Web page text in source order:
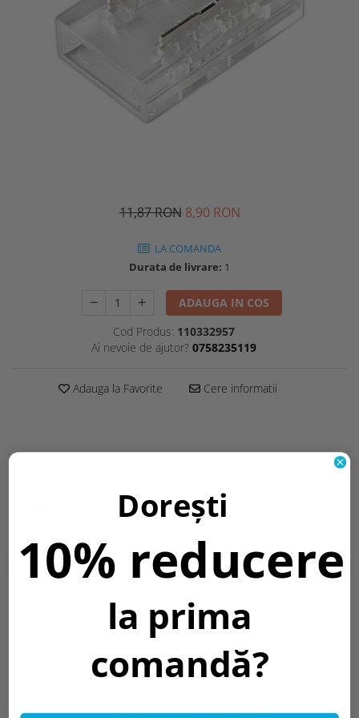
11,87 RON 8,90 RON
LA COMANDA
Durata de livrare: 1
ADAUGA IN COS
Cod Produs: 110332957
Ai nevoie de ajutor? 0758235119
Adauga la Favorite Cere informatii
3800156666221
Cod produs vechi::
Dimensiuni produs:: 8 mm
Garantie::
2 Ani
PRODUSE SIMILARE
Dorești
10% reducere
la prima
comandă?